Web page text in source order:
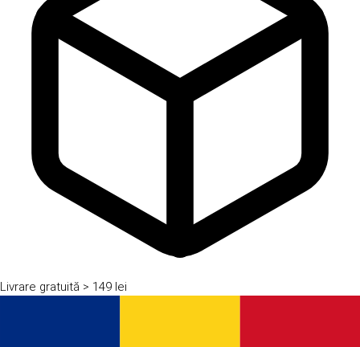
Livrare gratuită > 149 lei